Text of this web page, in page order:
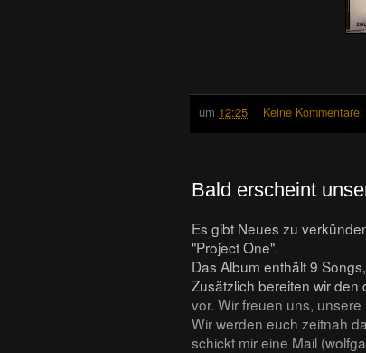
um 12:25 Keine Kommentare:
Bald erscheint
Es gibt Neues zu
"Project One".
Das Album enthält 9
Zusätzlich bereiten wir den
vor. Wir freuen uns,
Wir werden euch zeitnah
schickt mir eine Mail